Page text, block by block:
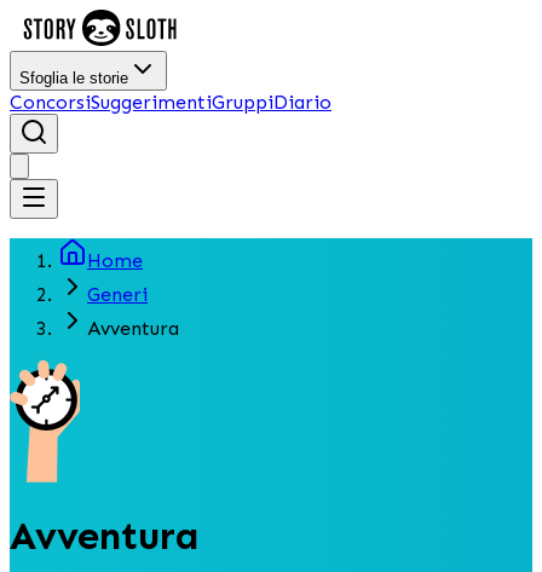
Sfoglia le storie
ConcorsiSuggerimentiGruppiDiario
Home
Generi
Avventura
Avventura